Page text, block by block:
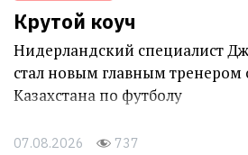
Крутой коуч
Нидерландский специалист
стал новым главным тренером
Казахстана по футболу
07.08.2026 737